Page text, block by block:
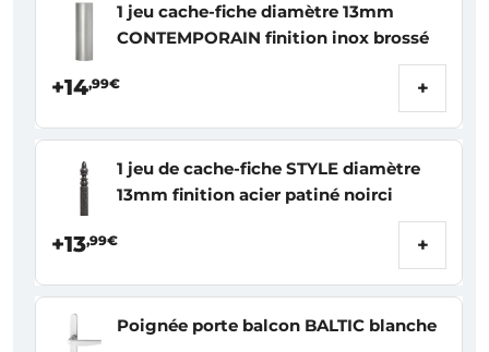
1 jeu cache-fiche diamètre 13mm
CONTEMPORAIN finition inox brossé
+14,99€ +
1 jeu de cache-fiche STYLE diamètre
13mm finition acier patiné noirci
+13,99€ +
Poignée porte balcon BALTIC blanche